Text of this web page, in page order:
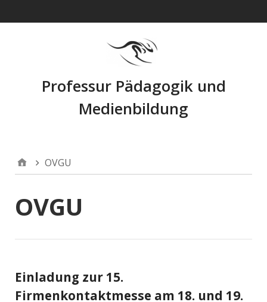
Professur Pädagogik und
Medienbildung
OVGU
OVGU
Einladung zur 15.
Firmenkontaktmesse am 18. und 19.